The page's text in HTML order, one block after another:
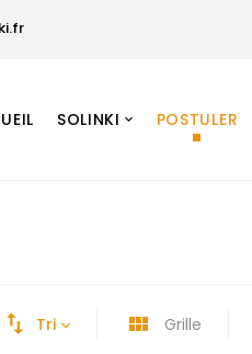
SOLINKI POSTULER
Tri Grille